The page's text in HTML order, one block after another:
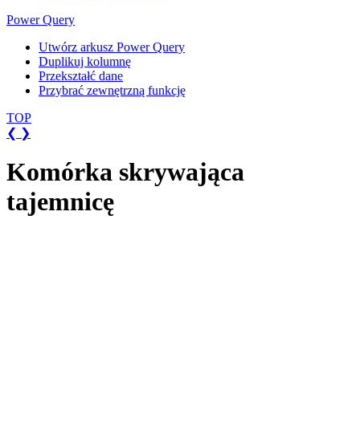
Power Query
Utwórz arkusz Power Query
Duplikuj kolumnę
Przekształć dane
Przybrać zewnętrzną funkcję
TOP
❮ ❯
Komórka skrywająca
tajemnicę